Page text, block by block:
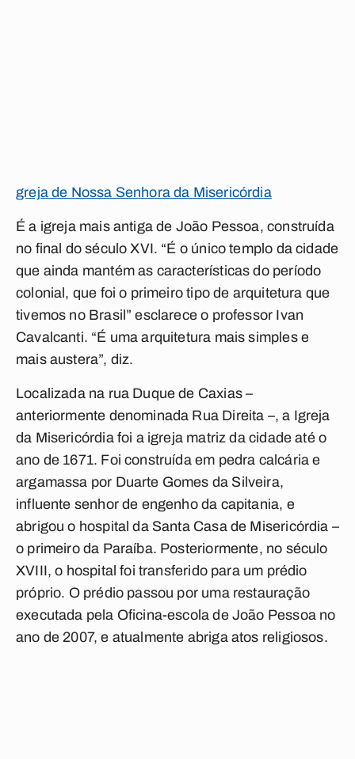
greja de Nossa Senhora da Misericórdia
É a igreja mais antiga de João Pessoa, construída
no final do século XVI. “É o único templo da cidade
que ainda mantém as características do período
colonial, que foi o primeiro tipo de arquitetura que
tivemos no Brasil” esclarece o professor Ivan
Cavalcanti. “É uma arquitetura mais simples e
mais austera”, diz.
Localizada na rua Duque de Caxias –
anteriormente denominada Rua Direita –, a Igreja
da Misericórdia foi a igreja matriz da cidade até o
ano de 1671. Foi construída em pedra calcária e
argamassa por Duarte Gomes da Silveira,
influente senhor de engenho da capitania, e
abrigou o hospital da Santa Casa de Misericórdia –
o primeiro da Paraíba. Posteriormente, no século
XVIII, o hospital foi transferido para um prédio
próprio. O prédio passou por uma restauração
executada pela Oficina-escola de João Pessoa no
ano de 2007, e atualmente abriga atos religiosos.